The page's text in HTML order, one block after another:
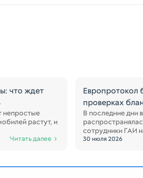
что ждет
непростые
растут, и
Читать далее
Европротокол
проверках
В последние дни
сотрудники ГАИ
30 июля 2026